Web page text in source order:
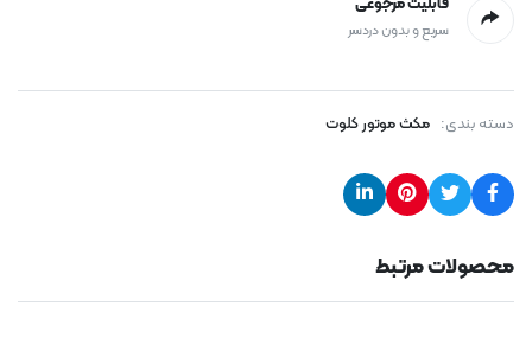
قابلیت مرجوعی
سریع و بدون دردسر
دسته بندی: مکث موتور کلوت
محصولات مرتبط